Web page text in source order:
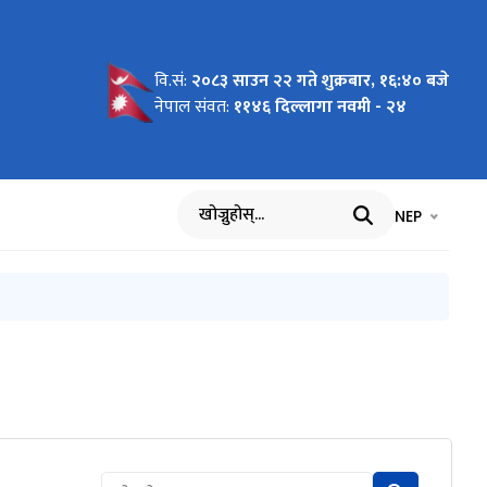
वि.सं: २०८३ साउन २२ गते शुक्रबार, १६:४० बजे
नेपाल संवत: ११४६ दिल्लागा नवमी - २४
खोज्नुहोस् भाषा चयन
NEP